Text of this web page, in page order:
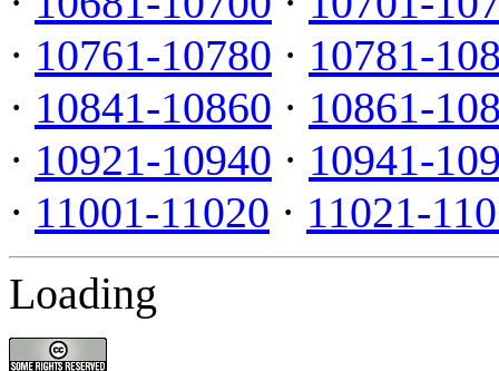
· 10761-10780 · 10781-
· 10841-10860 · 10861-
· 10921-10940 · 10941-
· 11001-11020 · 11021-
Loading